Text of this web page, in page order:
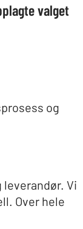
valget
og
Vi
Over hele